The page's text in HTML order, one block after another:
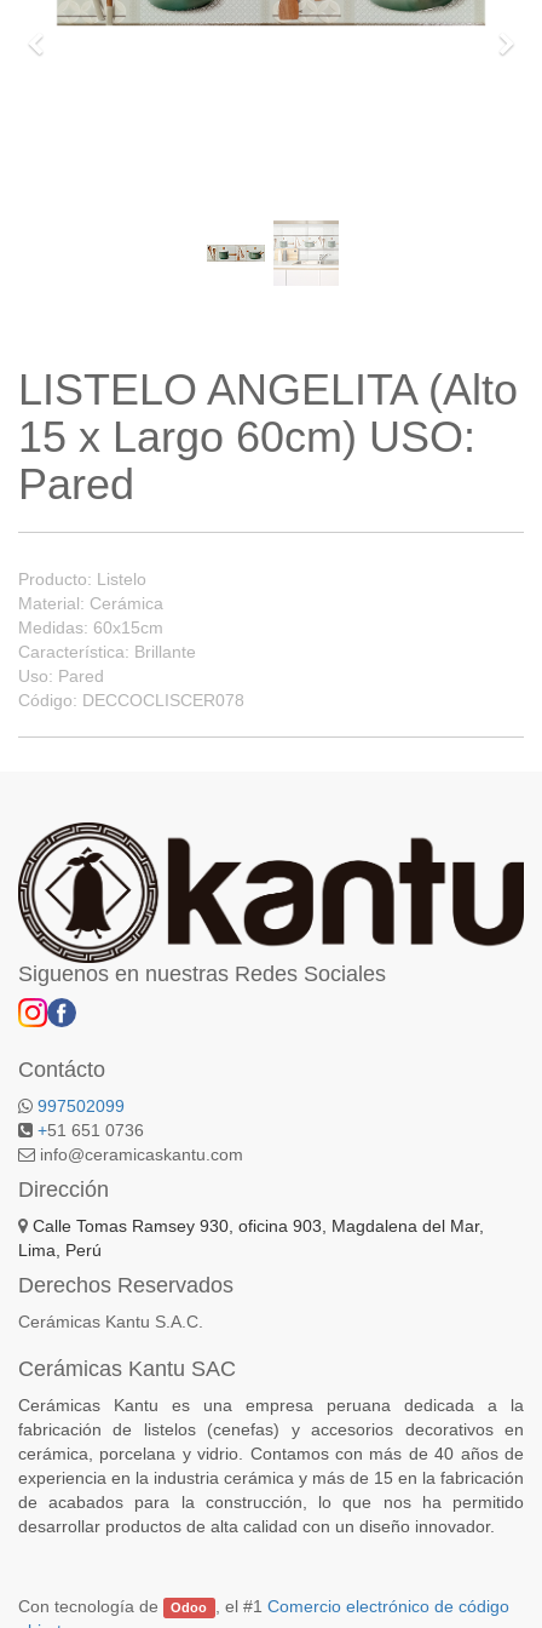
LISTELO ANGELITA (Alto
15 x Largo 60cm) USO:
Pared
Producto: Listelo
Material: Cerámica
Medidas: 60x15cm
Característica: Brillante
Uso: Pared
Código: DECCOCLISCER078
Siguenos en nuestras Redes Sociales
Contácto
997502099
+51 651 0736
info@ceramicaskantu.com
Dirección
Calle Tomas Ramsey 930, oficina 903, Magdalena del Mar,
Lima, Perú
Derechos Reservados
Cerámicas Kantu S.A.C.
Cerámicas Kantu SAC
Cerámicas Kantu es una empresa peruana dedicada a la
fabricación de listelos (cenefas) y accesorios decorativos en
cerámica, porcelana y vidrio. Contamos con más de 40 años de
experiencia en la industria cerámica y más de 15 en la fabricación
de acabados para la construcción, lo que nos ha permitido
desarrollar productos de alta calidad con un diseño innovador.
Con tecnología de Odoo , el #1 Comercio electrónico de código